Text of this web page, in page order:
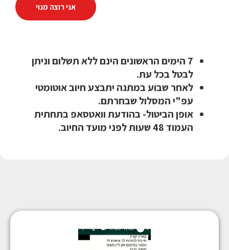
אני רוצה מנוי
7 הימים הראשונים הינם ללא תשלום וניתן
לבטל בכל עת.
לאחר שבוע במתנה יתבצע חיוב אוטומטי
עפ"י המסלול שבחרתם.
אופן הביטול- בהודעת וואטסאפ בתחתית
העמוד 48 שעות לפני מועד החיוב.